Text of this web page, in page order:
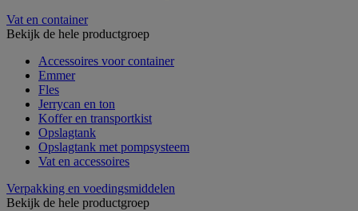
Vat en container
Bekijk de hele productgroep
Accessoires voor container
Emmer
Fles
Jerrycan en ton
Koffer en transportkist
Opslagtank
Opslagtank met pompsysteem
Vat en accessoires
Verpakking en voedingsmiddelen
Bekijk de hele productgroep